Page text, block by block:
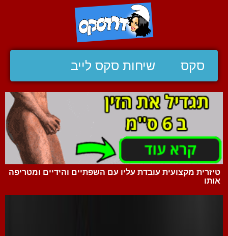
סקס שיחות סקס לייב
טיזרית מקצועית עובדת עליו עם השפתיים והידיים ומטריפה
אותו